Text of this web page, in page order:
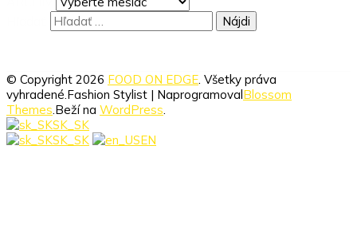
© Copyright 2026 FOOD ON EDGE. Všetky práva
vyhradené.Fashion Stylist | NaprogramovalBlossom
Themes.Beží na WordPress.
SK_SK
SK_SK
EN